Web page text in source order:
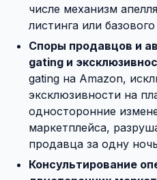
числе механизм
листинга или
Споры продавцов и
gating и
gating на Amazon,
эксклюзивности на
односторонние
маркетплейса,
продавца за одну
Консультирование